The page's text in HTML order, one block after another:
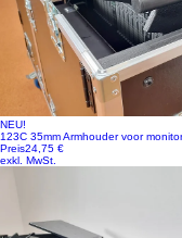
NEU!
123C 35mm Armhouder voor
Preis24,75 €
exkl. MwSt.